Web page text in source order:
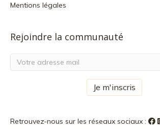
Mentions légales
Rejoindre la communauté
Retrouvez-nous sur les réseaux sociaux :